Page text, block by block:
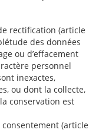
rectification (article
des données
ou d’effacement
personnel
inexactes,
ou dont la collecte,
conservation est
(article